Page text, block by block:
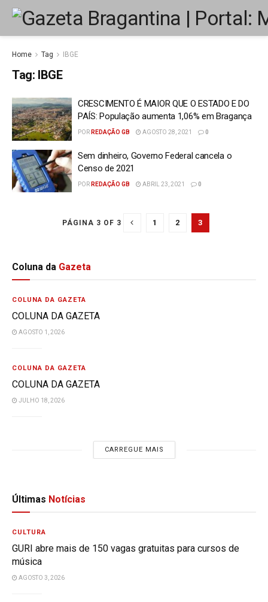
Home Tag IBGE
Tag: IBGE
CRESCIMENTO É MAIOR QUE O ESTADO E DO
PAÍS: População aumenta 1,06% em Bragança
POR REDAÇÃO GB AGOSTO 28, 2021 0
Sem dinheiro, Governo Federal cancela o
Censo de 2021
POR REDAÇÃO GB ABRIL 23, 2021 0
PÁGINA 3 OF 3 1 2 3
Coluna da Gazeta
COLUNA DA GAZETA
COLUNA DA GAZETA
AGOSTO 1, 2026
COLUNA DA GAZETA
COLUNA DA GAZETA
JULHO 18, 2026
CARREGUE MAIS
Últimas Notícias
CULTURA
GURI abre mais de 150 vagas gratuitas para cursos de
música
AGOSTO 3, 2026